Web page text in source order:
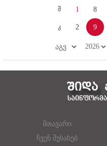
შ
კ
1
2
8
9
მთავარი
ჩვენ შესახებ